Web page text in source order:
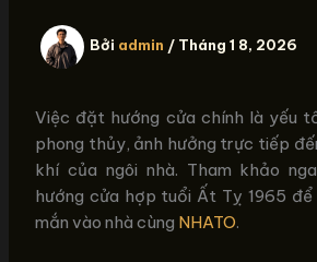
Bởi admin / Tháng 1 8, 2026
Việc đặt hướng cửa chính là yếu
phong thủy, ảnh hưởng trực tiếp
khí của ngôi nhà. Tham khảo
hướng cửa hợp tuổi Ất Tỵ 1965
mắn vào nhà cùng NHATO.